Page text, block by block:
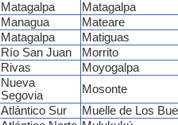
Matagalpa Matagalpa
Managua Mateare
Matagalpa Matiguas
Río San Juan Morrito
Rivas Moyogalpa
Nueva
Segovia
Mosonte
Atlántico Sur Muelle de Los